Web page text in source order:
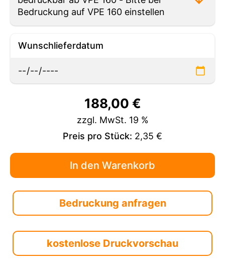
Wunschlieferdatum
188,00 €
zzgl. MwSt. 19 %
Preis pro Stück: 2,35 €
Bedruckung anfragen
kostenlose Druckvorschau